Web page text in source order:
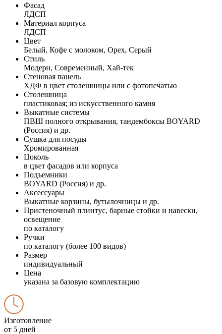
Фасад
ЛДСП
Материал корпуса
ЛДСП
Цвет
Белый, Кофе с молоком, Орех, Серый
Стиль
Модерн, Современный, Хай-тек
Стеновая панель
ХДФ в цвет столешницы или с фотопечатью
Столешница
пластиковая; из искусственного камня
Выкатные системы
ПВШ полного открывания, тандембоксы BOYARD
(Россия) и др.
Сушка для посуды
Хромированная
Цоколь
в цвет фасадов или корпуса
Подъемники
BOYARD (Россия) и др.
Аксессуары
Выкатные корзины, бутылочницы и др.
Пристеночный плинтус, барные стойки и навески,
освещение
по каталогу
Ручки
по каталогу (более 100 видов)
Размер
индивидуальный
Цена
указана за базовую комплектацию
Изготовление
от 5 дней